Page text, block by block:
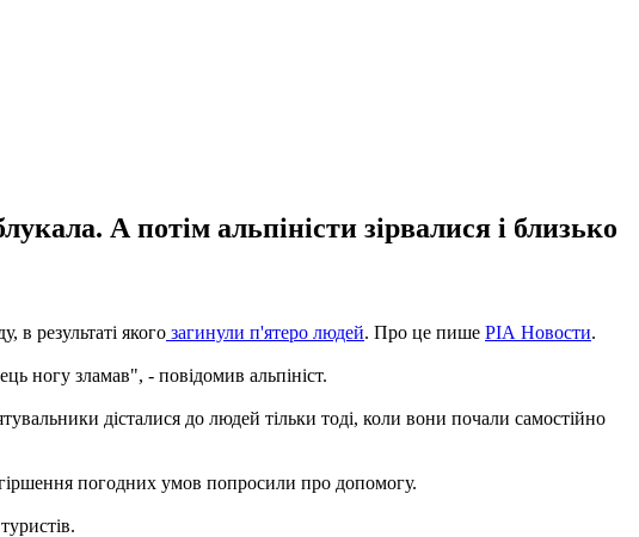
А потім альпіністи зірвалися і близько
в результаті якого загинули п'ятеро людей. Про це пише РІА Новости.
ногу зламав", - повідомив альпініст.
дісталися до людей тільки тоді, коли вони почали самостійно
погодних умов попросили про допомогу.